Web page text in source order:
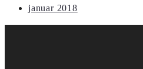
januar 2018